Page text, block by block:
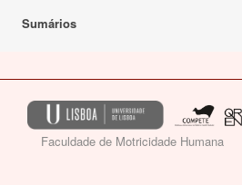
Sumários
Faculdade de Motricidade Humana